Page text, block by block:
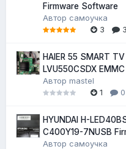
Firmware Software
Автор самоучка
3
3
HAIER 55 SMART
LVU550CSDX
Автор mastel
1
0
HYUNDAI H-
C400Y19-7NUSB
Автор самоучка